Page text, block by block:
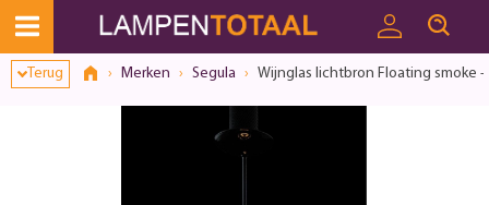
Terug Merken Segula Wijnglas lichtbron Floating smoke -